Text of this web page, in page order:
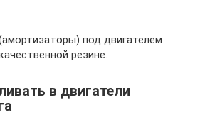
под двигателем
резине.
в двигатели